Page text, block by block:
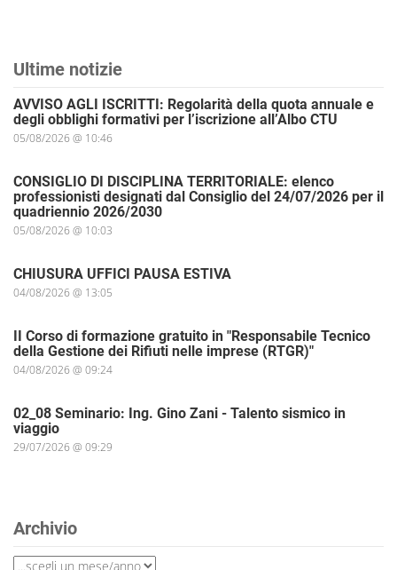
Ultime notizie
AVVISO AGLI ISCRITTI: Regolarità della quota annuale e
degli obblighi formativi per l’iscrizione all’Albo CTU
05/08/2026 @ 10:46
CONSIGLIO DI DISCIPLINA TERRITORIALE: elenco
professionisti designati dal Consiglio del 24/07/2026 per il
quadriennio 2026/2030
05/08/2026 @ 10:03
CHIUSURA UFFICI PAUSA ESTIVA
04/08/2026 @ 13:05
II Corso di formazione gratuito in "Responsabile Tecnico
della Gestione dei Rifiuti nelle imprese (RTGR)"
04/08/2026 @ 09:24
02_08 Seminario: Ing. Gino Zani - Talento sismico in
viaggio
29/07/2026 @ 09:29
Archivio